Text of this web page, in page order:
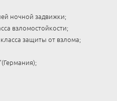
ночной задвижки;
взломостойкости;
защиты от взлома;